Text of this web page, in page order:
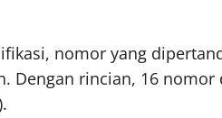
nomor yang
Dengan rincian, 16